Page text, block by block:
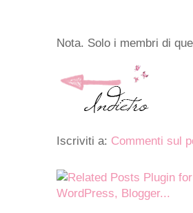
Nota. Solo i membri di
Iscriviti a: Commenti sul